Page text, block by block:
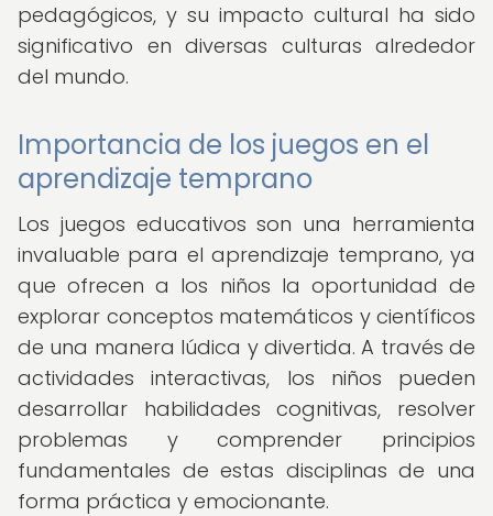
pedagógicos, y su impacto cultural ha sido
significativo en diversas culturas alrededor
del mundo.
Importancia de los juegos en el
aprendizaje temprano
Los juegos educativos son una herramienta
invaluable para el aprendizaje temprano, ya
que ofrecen a los niños la oportunidad de
explorar conceptos matemáticos y científicos
de una manera lúdica y divertida. A través de
actividades interactivas, los niños pueden
desarrollar habilidades cognitivas, resolver
problemas y comprender principios
fundamentales de estas disciplinas de una
forma práctica y emocionante.